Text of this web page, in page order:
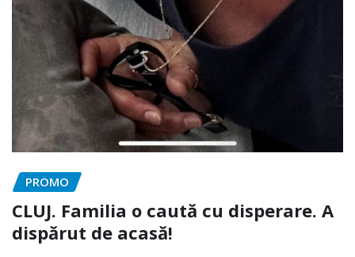
PROMO
CLUJ. Familia o caută cu disperare. A
dispărut de acasă!